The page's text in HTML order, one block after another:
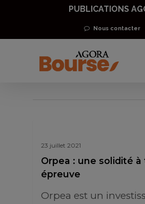
main
PUBLICATIONS
Nous contacter
Eric Lewin
23 juillet 2021
Orpea : une solidité
épreuve
Orpea est un